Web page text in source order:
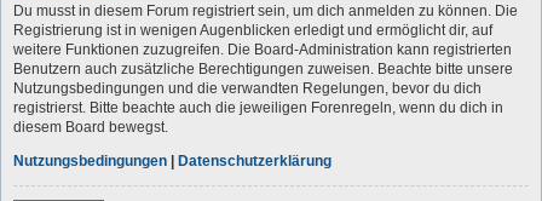
Du musst in diesem Forum registriert sein, um dich anmelden zu können. Die
Registrierung ist in wenigen Augenblicken erledigt und ermöglicht dir, auf
weitere Funktionen zuzugreifen. Die Board-Administration kann registrierten
Benutzern auch zusätzliche Berechtigungen zuweisen. Beachte bitte unsere
Nutzungsbedingungen und die verwandten Regelungen, bevor du dich
registrierst. Bitte beachte auch die jeweiligen Forenregeln, wenn du dich in
diesem Board bewegst.
Nutzungsbedingungen | Datenschutzerklärung